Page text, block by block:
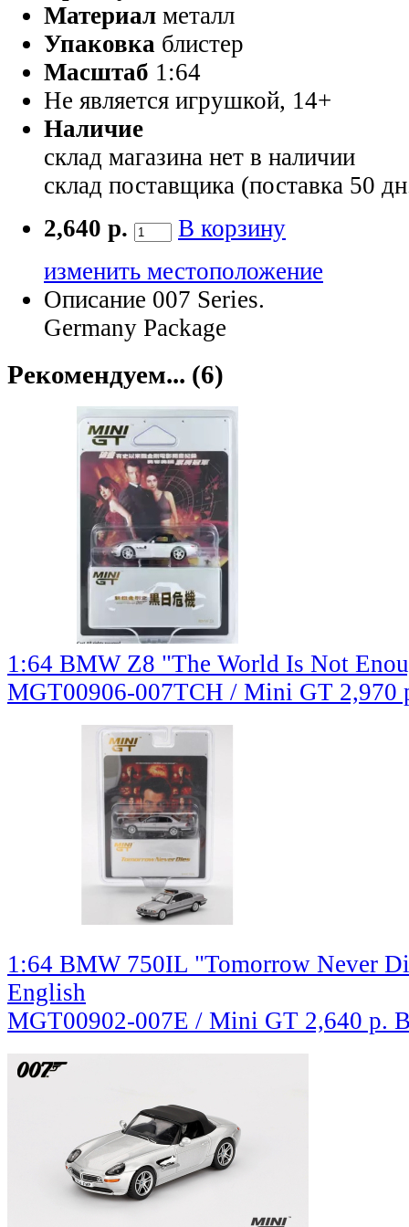
Материал металл
Упаковка блистер
Масштаб 1:64
Не является игрушкой, 14+
Наличие
склад магазина нет в наличии
склад поставщика (поставка 50
2,640 р.
В корзину
изменить местоположение
Описание 007 Series.
Germany Package
Рекомендуем... (6)
1:64 BMW Z8 "The World Is Not
MGT00906-007TCH / Mini GT 2,970
1:64 BMW 750IL "Tomorrow Never
English
MGT00902-007E / Mini GT 2,640 р.